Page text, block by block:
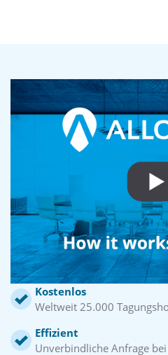
Kostenlos
Weltweit 25.000
Effizient
Unverbindliche Anfrage